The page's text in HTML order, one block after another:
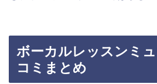
ボーカルレッスンミ
コミまとめ